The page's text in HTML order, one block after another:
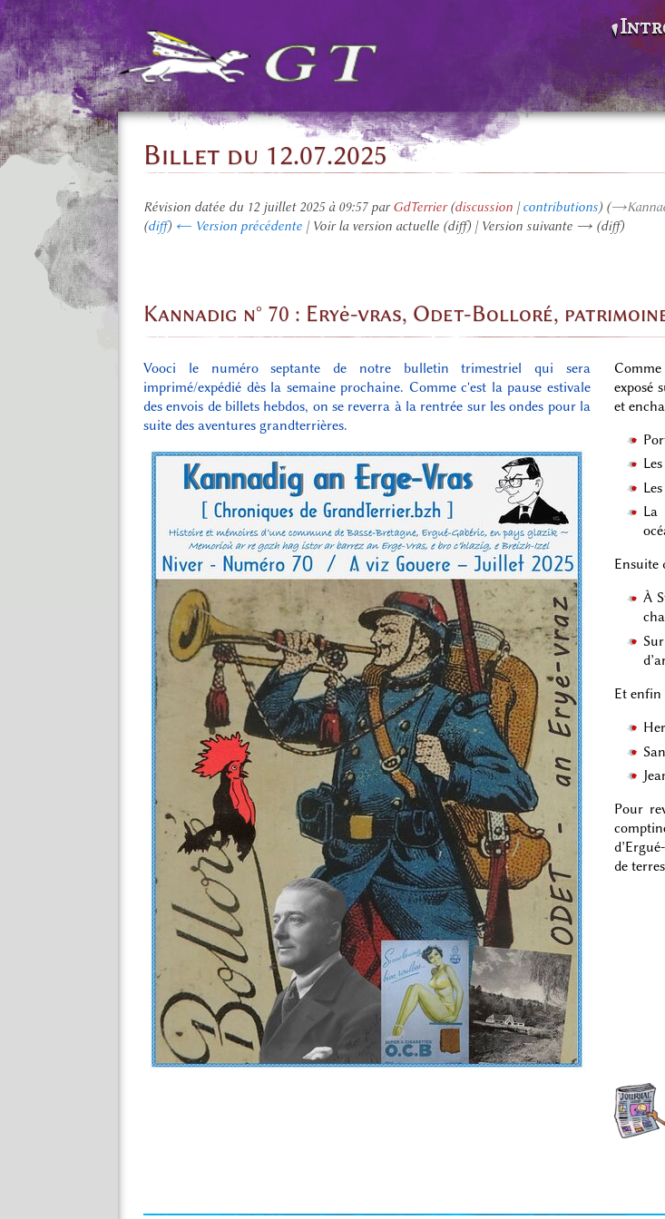
Billet du 12.07.2025
Révision datée du 12 juillet 2025 à 09:57 parGdTerrier (discussion |contributions) (
(diff) ← Version précédente | Voir la version actuelle (diff) | Version suivante → (diff)
Kannadig n° 70 : Eryė-vras, Odet-Bolloré,
Vooci le numéro septante de notre bulletin trimestriel qui sera
imprimé/expédié dès la semaine prochaine. Comme c'est la pause estivale
des envois de billets hebdos, on se reverra à la rentrée sur les ondes pour la
suite des aventures grandterrières.
exposé
et
La
Ensuite
À
Et
Pour
de